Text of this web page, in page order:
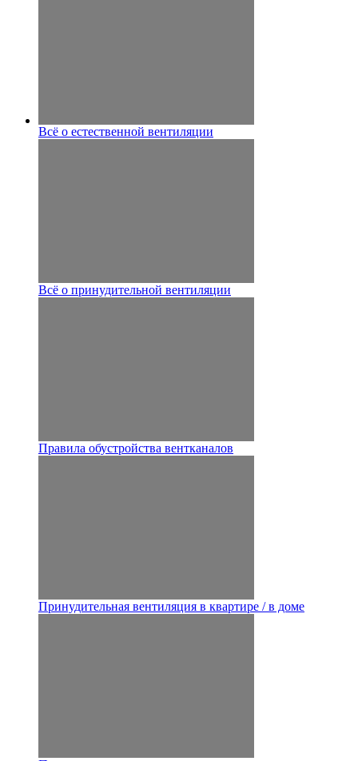
Всё о естественной вентиляции
Всё о принудительной вентиляции
Правила обустройства вентканалов
Принудительная вентиляция в квартире / в доме